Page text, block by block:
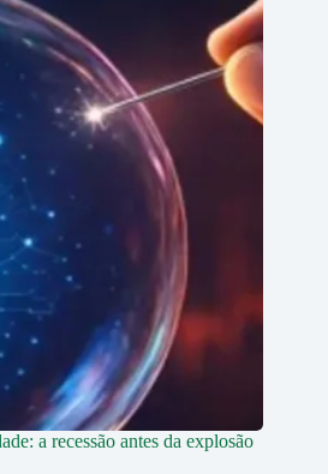
a recessão antes da explosão